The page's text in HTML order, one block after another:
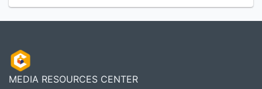
MEDIA RESOURCES CENTER